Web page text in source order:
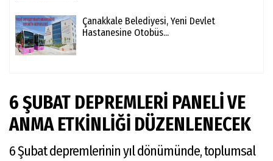
Çanakkale Belediyesi, Yeni Devlet
Hastanesine Otobüs...
6 ŞUBAT DEPREMLERİ PANELİ VE
ANMA ETKİNLİĞİ DÜZENLENECEK
6 Şubat depremlerinin yıl dönümünde, toplumsal